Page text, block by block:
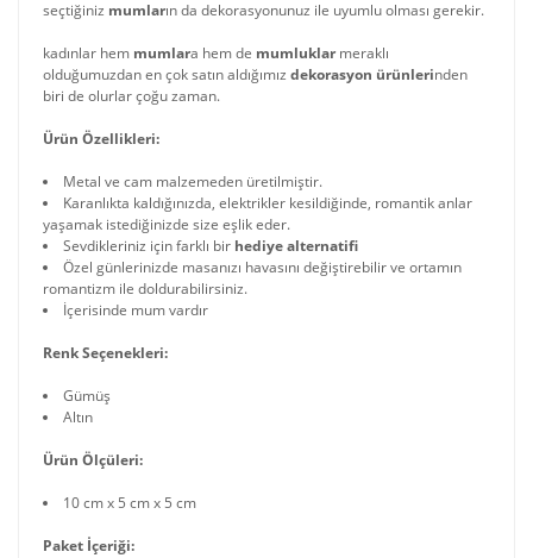
seçtiğiniz mumların da dekorasyonunuz ile uyumlu olması gerekir.
kadınlar hem mumlara hem de mumluklarmeraklı
olduğumuzdan en çok satın aldığımız dekorasyon ürünlerinden
biri de olurlar çoğu zaman.
Ürün Özellikleri:
Metal ve cam malzemeden üretilmiştir.
Karanlıkta kaldığınızda, elektrikler kesildiğinde, romantik anlar
yaşamak istediğinizde size eşlik eder.
Sevdikleriniz için farklı bir hediye alternatifi
Özel günlerinizde masanızı havasını değiştirebilir ve ortamın
romantizm ile doldurabilirsiniz.
İçerisinde mum vardır
Renk Seçenekleri:
Gümüş
Altın
Ürün Ölçüleri:
10 cm x 5 cm x 5 cm
Paket İçeriği: